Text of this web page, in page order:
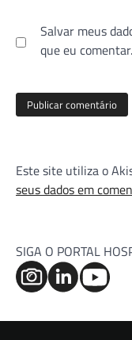
Salvar meus
que eu comentar.
Este site utiliza o
seus dados em
SIGA O PORTAL